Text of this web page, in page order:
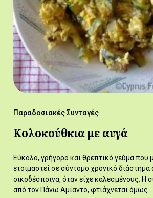
Παραδοσιακές Συνταγές
Κολοκούθκια με αυγά
Εύκολο, γρήγορο και θρεπτικό γεύμα που
ετοιμαστεί σε σύντομο χρονικό διάστημα
οικοδέσποινα, όταν είχε καλεσμένους. Η
από τον Πάνω Αμίαντο, φτιάχνεται όμως…